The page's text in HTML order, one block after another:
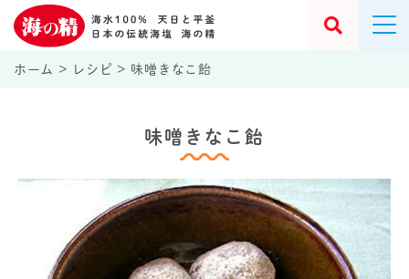
ホーム > レシピ > 味噌きなこ飴
味噌きなこ飴